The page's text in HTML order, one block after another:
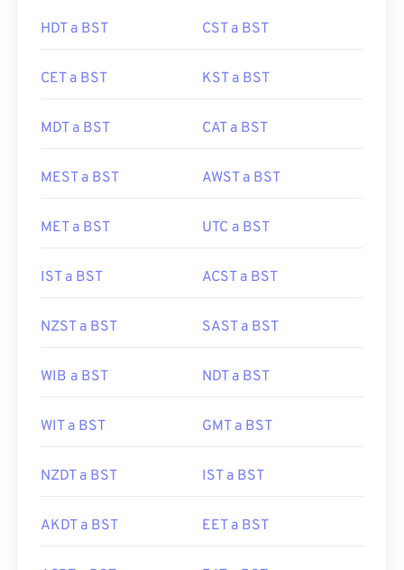
HDT a BST CST a BST
CET a BST KST a BST
MDT a BST CAT a BST
MEST a BST AWST a BST
MET a BST UTC a BST
IST a BST ACST a BST
NZST a BST SAST a BST
WIB a BST NDT a BST
WIT a BST GMT a BST
NZDT a BST IST a BST
AKDT a BST EET a BST